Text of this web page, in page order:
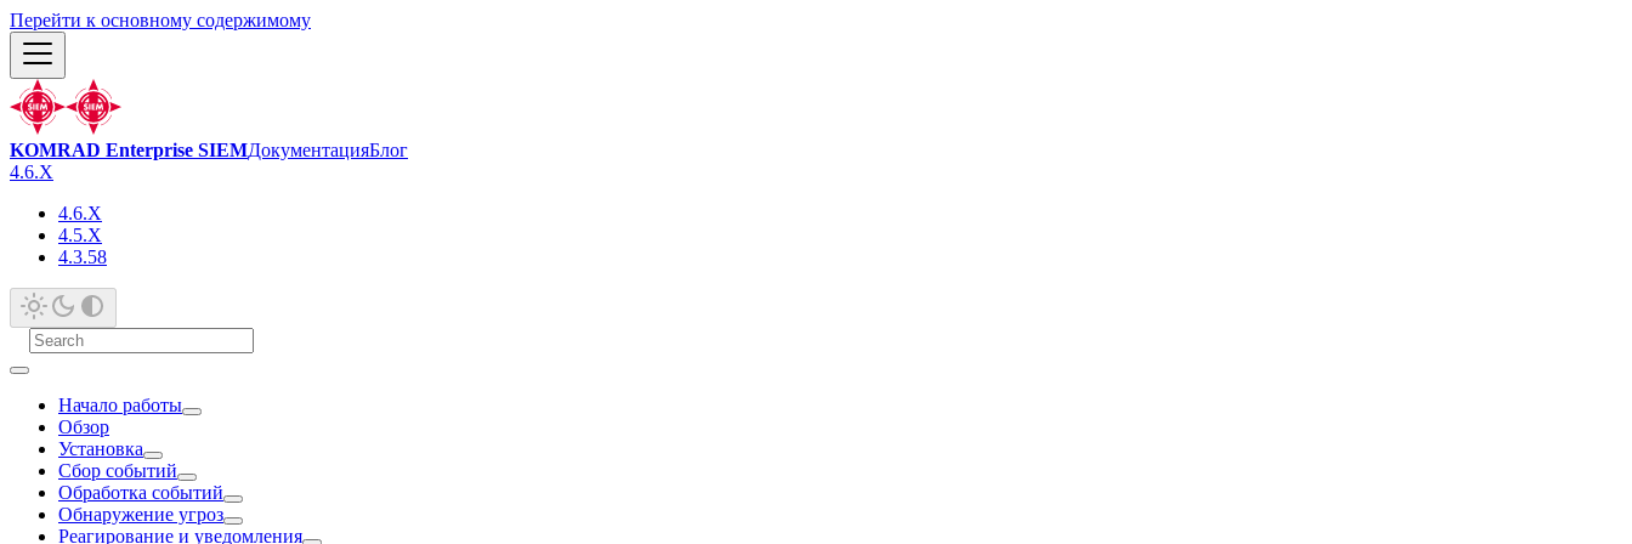
Перейти к основному содержимому
KOMRAD Enterprise SIEMДокументацияБлог
4.6.X
4.6.X
4.5.X
4.3.58
Начало работы
Обзор
Установка
Сбор событий
Обработка событий
Обнаружение угроз
Реагирование и уведомления